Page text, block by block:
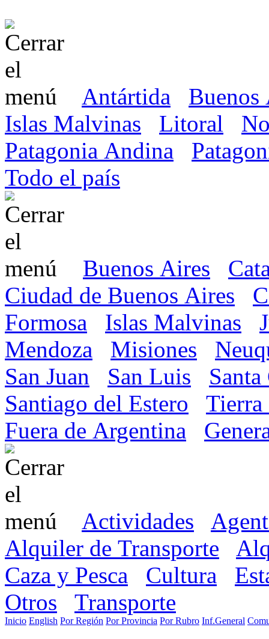
Antártida
Buenos
Islas Malvinas
Litoral
Patagonia Andina
Todo el país
Buenos Aires
Ciudad de Buenos Aires
Formosa
Islas Malvinas
Mendoza
Misiones
San Juan
San Luis
Santiago del Estero
Tierra
Fuera de Argentina
Actividades
Alquiler de Transporte
Caza y Pesca
Cultura
Otros
Transporte
Inicio English Por Región Por Provincia Por Rubro Inf.General